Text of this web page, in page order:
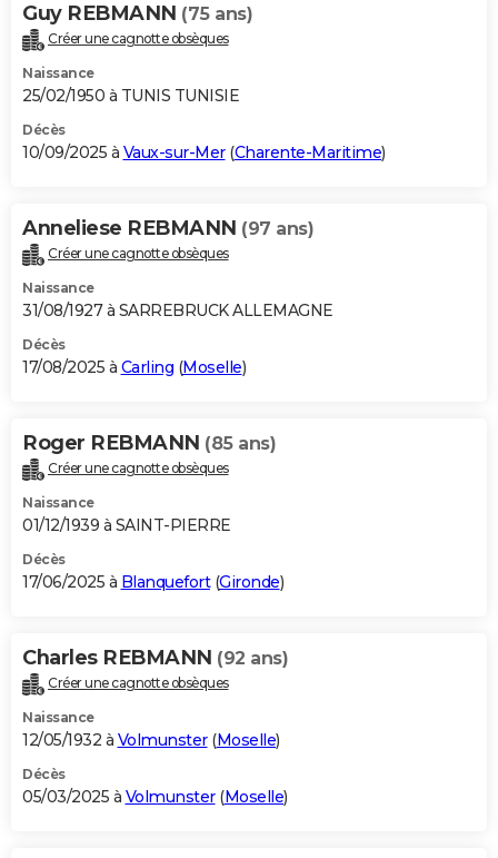
Guy REBMANN (75 ans)
Créer une cagnotte obsèques
Naissance
25/02/1950 à TUNIS TUNISIE
Décès
10/09/2025 à Vaux-sur-Mer(Charente-Maritime)
Anneliese REBMANN (97 ans)
Créer une cagnotte obsèques
Naissance
31/08/1927 à SARREBRUCK ALLEMAGNE
Décès
17/08/2025 à Carling (Moselle)
Roger REBMANN (85 ans)
Créer une cagnotte obsèques
Naissance
01/12/1939 à SAINT-PIERRE
Décès
17/06/2025 à Blanquefort(Gironde)
Charles REBMANN (92 ans)
Créer une cagnotte obsèques
Naissance
12/05/1932 à Volmunster(Moselle)
Décès
05/03/2025 à Volmunster(Moselle)